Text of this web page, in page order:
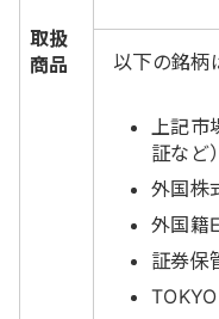
取扱
商品
以下の銘柄
上記市
証など）
外国株
外国籍
証券保